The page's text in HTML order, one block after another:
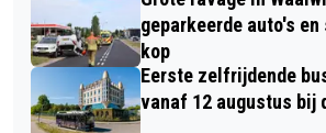
geparkeerde auto's
kop
Eerste zelfrijdende
vanaf 12 augustus bij